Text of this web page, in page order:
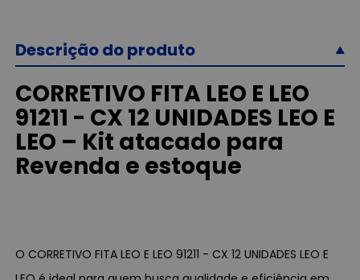
Descrição do produto
CORRETIVO FITA LEO E LEO
91211 - CX 12 UNIDADES LEO E
LEO – Kit atacado para
Revenda e estoque
O CORRETIVO FITA LEO E LEO 91211 - CX 12 UNIDADES LEO E